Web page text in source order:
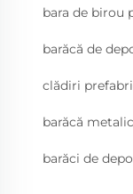
bara de birou
barăcă de
clădiri
barăcă
barăci de